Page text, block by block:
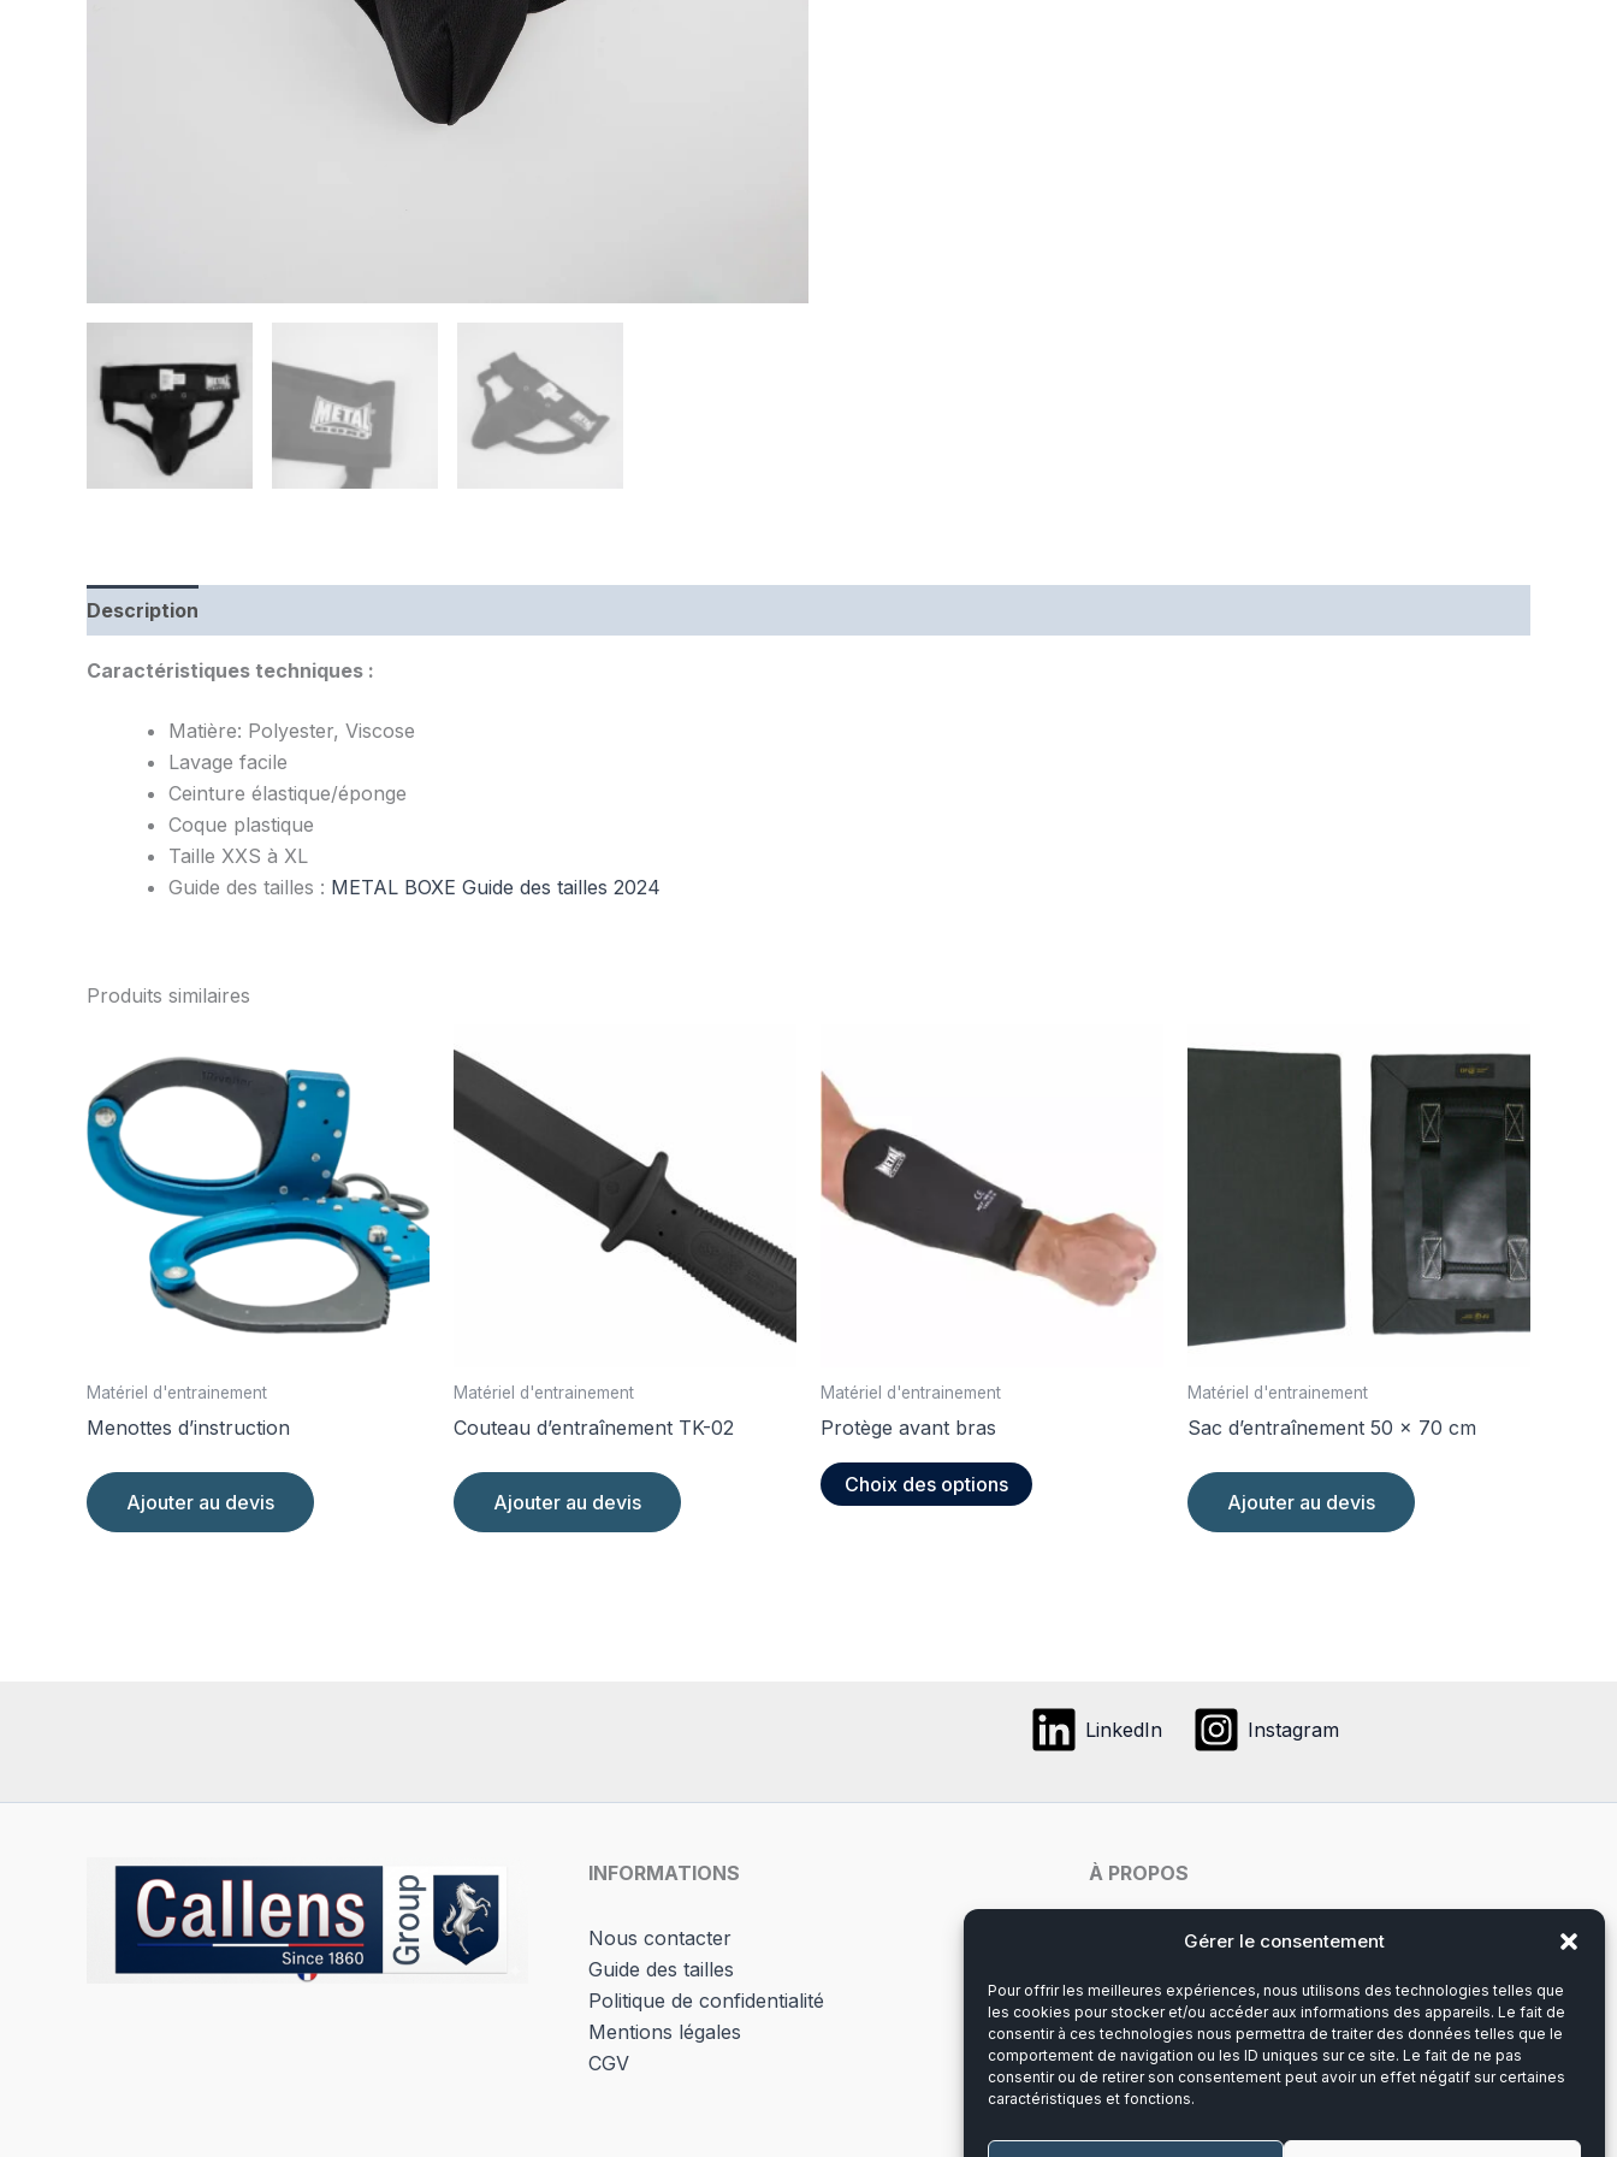
Gérer le consentement
Pour offrir les meilleures expériences, nous utilisons des technologies telles que
les cookies pour stocker et/ou accéder aux informations des appareils. Le fait de
consentir à ces technologies nous permettra de traiter des données telles que le
comportement de navigation ou les ID uniques sur ce site. Le fait de ne pas
consentir ou de retirer son consentement peut avoir un effet négatif sur certaines
caractéristiques et fonctions.
Description
Caractéristiques techniques :
Matière: Polyester, Viscose
Lavage facile
Ceinture élastique/éponge
Coque plastique
Taille XXS à XL
Guide des tailles : METAL BOXE Guide des tailles 2024
Produits similaires
Matériel d'entrainement
Menottes d’instruction
Ajouter au devis
Matériel d'entrainement
Couteau d’entraînement TK-02
Ajouter au devis
Matériel d'entrainement
Protège avant bras
Choix des options
produit
être
choisies
la
produit
Matériel d'entrainement
Sac d’entraînement 50 x 70 cm
Ajouter au devis
LinkedIn Instagram
INFORMATIONS
Nous contacter
Guide des tailles
Politique de confidentialité
Mentions légales
CGV
À PROPOS
Notre histoire
Du lundi au vendredi
8h00-12h30 et 13h30-17h00
Téléphone :